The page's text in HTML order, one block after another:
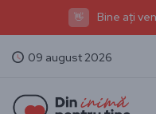
👋 Bine ați
09 august 2026